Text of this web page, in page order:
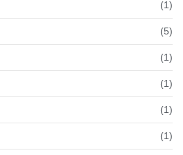
(1)
(5)
(1)
(1)
(1)
(1)